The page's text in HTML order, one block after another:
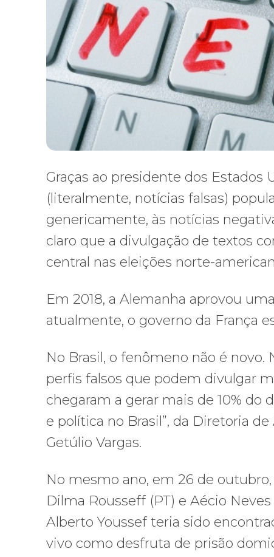
Graças ao presidente dos
(literalmente, notícias falsas)
genericamente, às notícias
claro que a divulgação de textos
central nas eleições norte-
Em 2018, a Alemanha aprovou
atualmente, o governo da França
No Brasil, o fenômeno não é novo.
perfis falsos que podem divulgar
chegaram a gerar mais de 10% do
e política no Brasil”, da Diretoria
Getúlio Vargas.
No mesmo ano, em 26 de
Dilma Rousseff (PT) e Aécio
Alberto Youssef teria sido
vivo como desfruta de prisão